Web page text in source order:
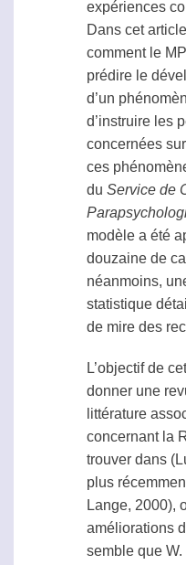
expériences
Dans cet
comment le
prédire le
d’un
d’instruire les
concernées
ces
du Service de
modèle a été
douzaine de
néanmoins,
statistique
de mire des
L’objectif de
donner une
littérature
concernant la
trouver dans
plus
Lange, 2000),
améliorations
semble que